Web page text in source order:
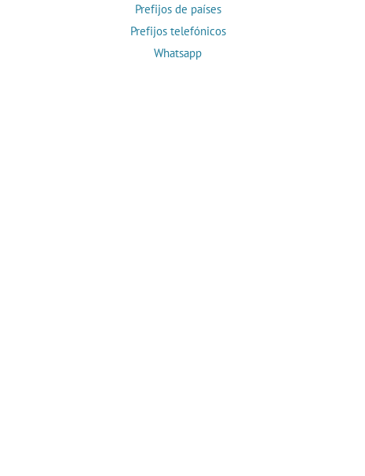
Prefijos de países
Prefijos telefónicos
Whatsapp